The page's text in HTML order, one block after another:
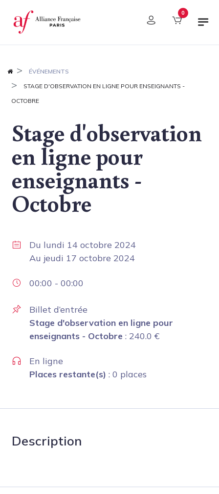
Panneau de gestion des cookies 0
ÉVÉNEMENTS
STAGE D'OBSERVATION EN LIGNE POUR ENSEIGNANTS -
OCTOBRE
Stage d'observation
en ligne pour
enseignants -
Octobre
Du lundi 14 octobre 2024
Au jeudi 17 octobre 2024
00:00 - 00:00
Billet d’entrée
Stage d'observation en ligne pour
enseignants - Octobre : 240.0 €
En ligne
Places restante(s) : 0 places
Description